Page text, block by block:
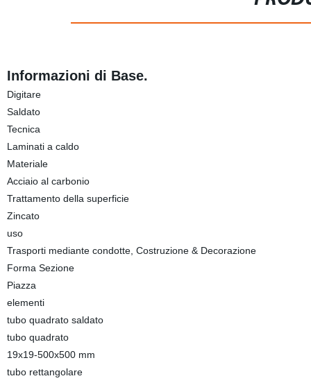
Informazioni di Base.
Digitare
Saldato
Tecnica
Laminati a caldo
Materiale
Acciaio al carbonio
Trattamento della superficie
Zincato
uso
Trasporti mediante condotte, Costruzione & Decorazione
Forma Sezione
Piazza
elementi
tubo quadrato saldato
tubo quadrato
19x19-500x500 mm
tubo rettangolare